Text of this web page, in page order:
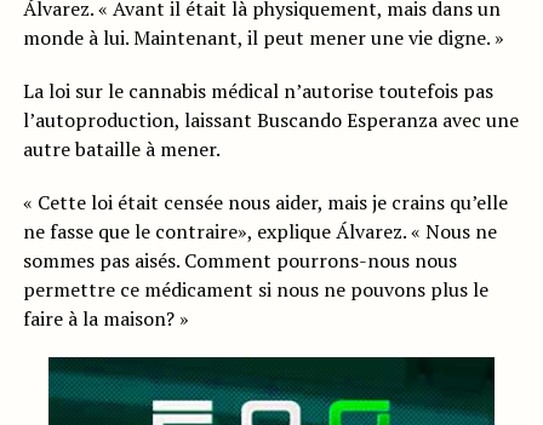
Álvarez. « Avant il était là physiquement, mais dans un
monde à lui. Maintenant, il peut mener une vie digne. »
La loi sur le cannabis médical n’autorise toutefois pas
l’autoproduction, laissant Buscando Esperanza avec une
autre bataille à mener.
« Cette loi était censée nous aider, mais je crains qu’elle
ne fasse que le contraire», explique Álvarez. « Nous ne
sommes pas aisés. Comment pourrons-nous nous
permettre ce médicament si nous ne pouvons plus le
faire à la maison? »